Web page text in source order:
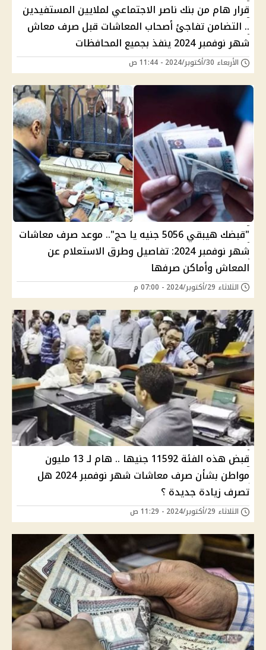
قرار هام من بنك ناصر الاجتماعي لملايين المستفيدين
.. التضامن تفاجئ أصحاب المعاشات قبل صرف معاش
شهر نوفمبر 2024 ينفذ بجميع المحافظات
الأربعاء 30/أكتوبر/2024 - 11:44 ص
"قبضك هيبقي 5056 جنيه يا حج".. موعد صرف معاشات
شهر نوفمبر 2024: تفاصيل وطرق الاستعلام عن
المعاش وأماكن صرفها
الثلاثاء 29/أكتوبر/2024 - 07:00 م
قبض هذه الفئة 11592 جنيها .. هام لـ 13 مليون
مواطن بشأن صرف معاشات شهر نوفمبر 2024 هل
تصرف زيادة جديدة ؟
الثلاثاء 29/أكتوبر/2024 - 11:29 ص